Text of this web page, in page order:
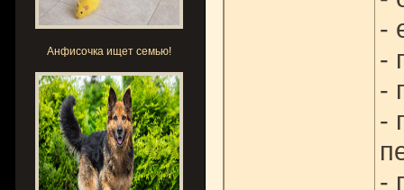
Анфисочка ищет семью!
-
-
-
-
-